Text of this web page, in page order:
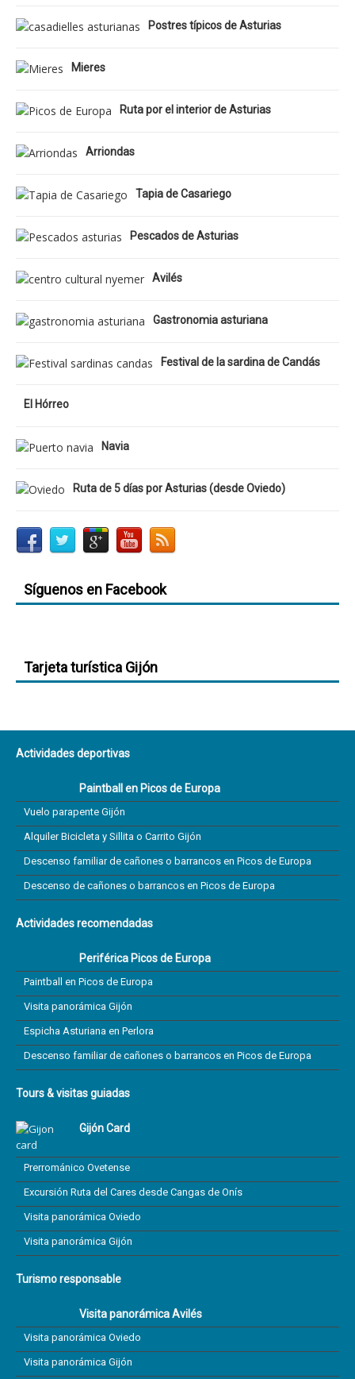
Postres típicos de Asturias
Mieres
Ruta por el interior de Asturias
Arriondas
Tapia de Casariego
Pescados de Asturias
Avilés
Gastronomia asturiana
Festival de la sardina de Candás
El Hórreo
Navia
Ruta de 5 días por Asturias (desde Oviedo)
Síguenos en Facebook
Tarjeta turística Gijón
Actividades deportivas
Paintball en Picos de Europa
Vuelo parapente Gijón
Alquiler Bicicleta y Sillita o Carrito Gijón
Descenso familiar de cañones o barrancos en Picos de Europa
Descenso de cañones o barrancos en Picos de Europa
Actividades recomendadas
Periférica Picos de Europa
Paintball en Picos de Europa
Visita panorámica Gijón
Espicha Asturiana en Perlora
Descenso familiar de cañones o barrancos en Picos de Europa
Tours & visitas guiadas
Gijón Card
Prerrománico Ovetense
Excursión Ruta del Cares desde Cangas de Onís
Visita panorámica Oviedo
Visita panorámica Gijón
Turismo responsable
Visita panorámica Avilés
Visita panorámica Oviedo
Visita panorámica Gijón